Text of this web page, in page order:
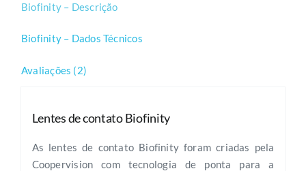
Biofinity – Descrição
Biofinity – Dados Técnicos
Avaliações (2)
Lentes de contato Biofinity
As lentes de contato Biofinity foram criadas pela
Coopervision com tecnologia de ponta para a